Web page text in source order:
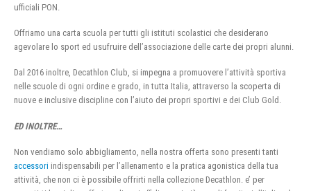
ufficiali PON.
Offriamo una carta scuola per tutti gli istituti scolastici che desiderano
agevolare lo sport ed usufruire dell’associazione delle carte dei propri alunni.
Dal 2016 inoltre, Decathlon Club, si impegna a promuovere l’attività sportiva
nelle scuole di ogni ordine e grado, in tutta Italia, attraverso la scoperta di
nuove e inclusive discipline con l’aiuto dei propri sportivi e dei Club Gold.
ED INOLTRE…
Non vendiamo solo abbigliamento, nella nostra offerta sono presenti tanti
accessori indispensabili per l’allenamento e la pratica agonistica della tua
attività, che non ci è possibile offrirti nella collezione Decathlon. e’ per